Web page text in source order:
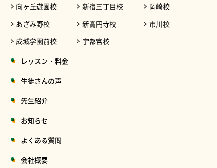
向ヶ丘遊園校
あざみ野校
成城学園前校
新宿三丁目校
新高円寺校
宇都宮校
岡崎校
市川校
レッスン・料金
生徒さんの声
先生紹介
お知らせ
よくある質問
会社概要